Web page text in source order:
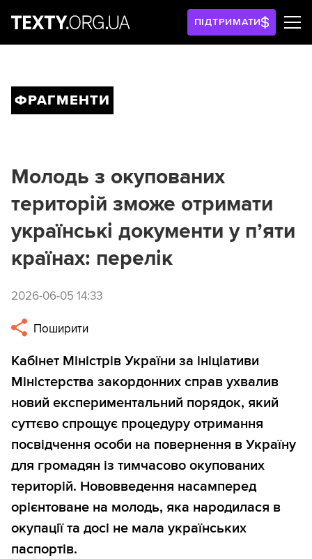
ПІДТРИМАТИ
ФРАГМЕНТИ
Молодь з окупованих
територій зможе отримати
українські документи у п’яти
країнах: перелік
2026-06-05 14:33
Поширити
Кабінет Міністрів України за ініціативи
Міністерства закордонних справ ухвалив
новий експериментальний порядок, який
суттєво спрощує процедуру отримання
посвідчення особи на повернення в Україну
для громадян із тимчасово окупованих
територій. Нововведення насамперед
орієнтоване на молодь, яка народилася в
окупації та досі не мала українських
паспортів.